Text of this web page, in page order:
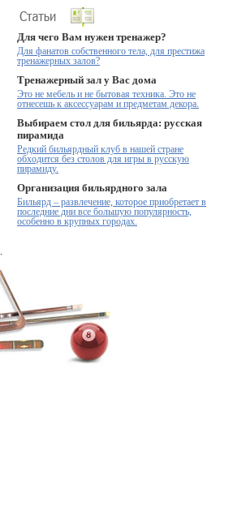
Для чего Вам нужен тренажер?
Для фанатов собственного тела, для престижа
тренажерных залов?
Тренажерный зал у Вас дома
Это не мебель и не бытовая техника. Это не
отнесешь к аксессуарам и предметам декора.
Выбираем стол для бильярда: русская
пирамида
Редкий бильярдный клуб в нашей стране
обходится без столов для игры в русскую
пирамиду.
Организация бильярдного зала
Бильярд – развлечение, которое приобретает в
последние дни все большую популярность,
особенно в крупных городах.
.